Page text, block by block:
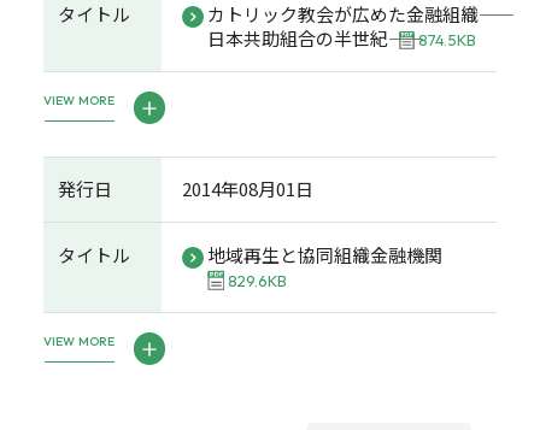
タイトル
カトリック教会が広めた金融組織――
日本共助組合の半世紀――
874.5KB
VIEW MORE
発行日 2014年08月01日
タイトル 地域再生と協同組織金融機関
829.6KB
VIEW MORE